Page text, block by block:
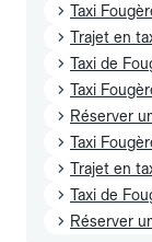
Taxi
Trajet en
Taxi de
Taxi
Réserver
Taxi
Trajet en
Taxi de
Réserver